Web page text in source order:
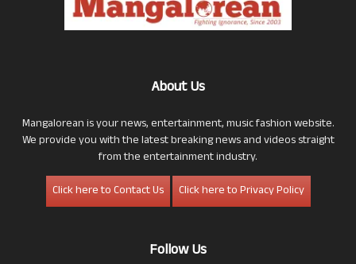
About Us
Mangalorean is your news, entertainment, music fashion website.
We provide you with the latest breaking news and videos straight
from the entertainment industry.
Click here to Contact Us
Click here to Privacy Policy
Follow Us